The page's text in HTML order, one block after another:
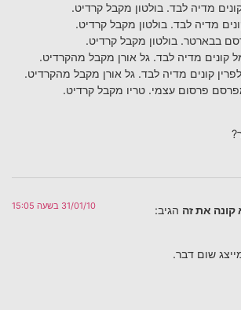
מדיה לבד. בולטון מקבל קרדיט.
מדיה לבד. בולטון מקבל קרדיט.
בבארטר. בולטון מקבל קרדיט.
קונים מדיה לבד. גל אורן מקבל מהקרדיט.
קונים מדיה לבד. גל אורן מקבל מהקרדיט.
פרסום עצמי. טריו מקבל קרדיט.
קונה את זה הגיב: 31/01/10 בשעה 15:05
שום דבר.